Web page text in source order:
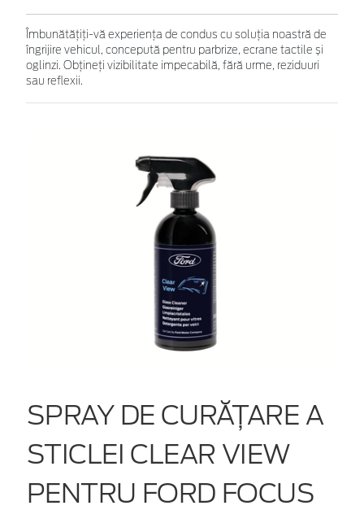
Îmbunătățiți-vă experiența de condus cu soluția noastră de
îngrijire vehicul, concepută pentru parbrize, ecrane tactile și
oglinzi. Obțineți vizibilitate impecabilă, fără urme, reziduuri
sau reflexii.
SPRAY DE CURĂȚARE A
STICLEI CLEAR VIEW
PENTRU FORD FOCUS